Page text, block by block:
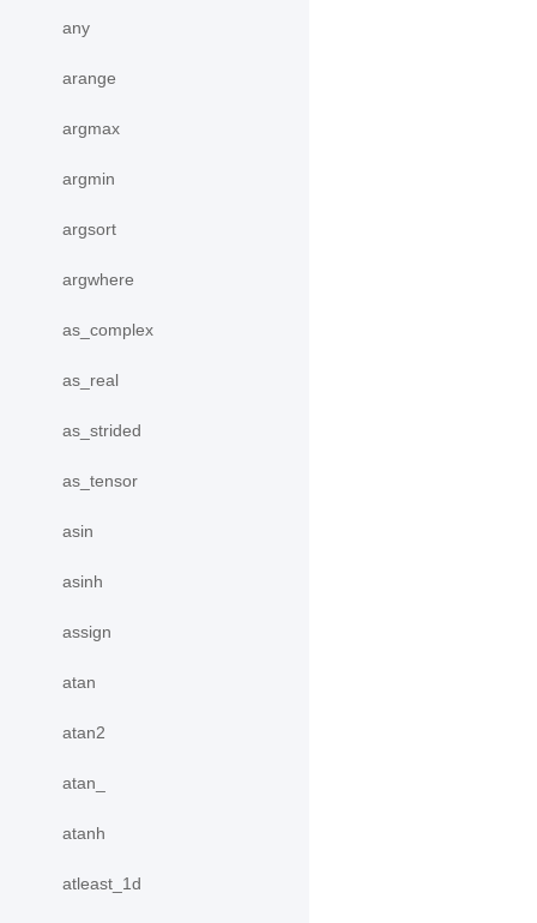
any
arange
argmax
argmin
argsort
argwhere
as_complex
as_real
as_strided
as_tensor
asin
asinh
assign
atan
atan2
atan_
atanh
atleast_1d